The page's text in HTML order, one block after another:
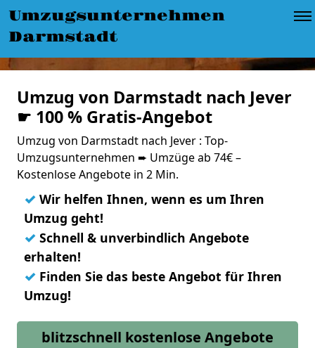
Umzugsunternehmen
Darmstadt
Umzug von Darmstadt nach Jever
☛ 100 % Gratis-Angebot
Umzug von Darmstadt nach Jever : Top-
Umzugsunternehmen ➨ Umzüge ab 74€ –
Kostenlose Angebote in 2 Min.
✓ Wir helfen Ihnen, wenn es um Ihren
Umzug geht!
✓ Schnell & unverbindlich Angebote
erhalten!
✓ Finden Sie das beste Angebot für Ihren
Umzug!
blitzschnell kostenlose Angebote